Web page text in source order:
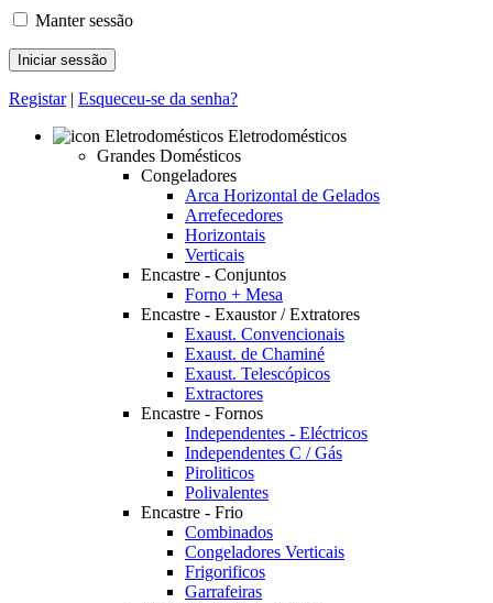
Manter sessão
Registar| Esqueceu-se da senha?
Eletrodomésticos
Grandes Domésticos
Congeladores
Arca Horizontal de Gelados
Arrefecedores
Horizontais
Verticais
Encastre - Conjuntos
Forno + Mesa
Encastre - Exaustor / Extratores
Exaust. Convencionais
Exaust. de Chaminé
Exaust. Telescópicos
Extractores
Encastre - Fornos
Independentes - Eléctricos
Independentes C / Gás
Piroliticos
Polivalentes
Encastre - Frio
Combinados
Congeladores Verticais
Frigorificos
Garrafeiras